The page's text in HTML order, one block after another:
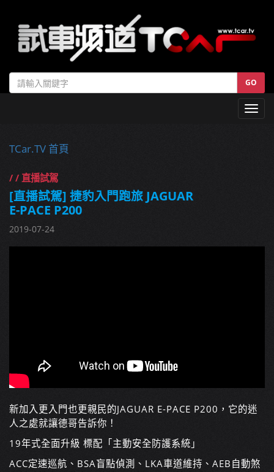
GO
TCar.TV 首頁
/ / 直播試駕
[直播試駕] 捷豹入門跑旅 JAGUAR
E-PACE P200
2019-07-24
新加入更入門也更親民的JAGUAR E-PACE P200，它的迷
人之處就讓德哥告訴你！
19年式全面升級 標配「主動安全防護系統」
ACC定速巡航、BSA盲點偵測、LKA車道維持、AEB自動煞